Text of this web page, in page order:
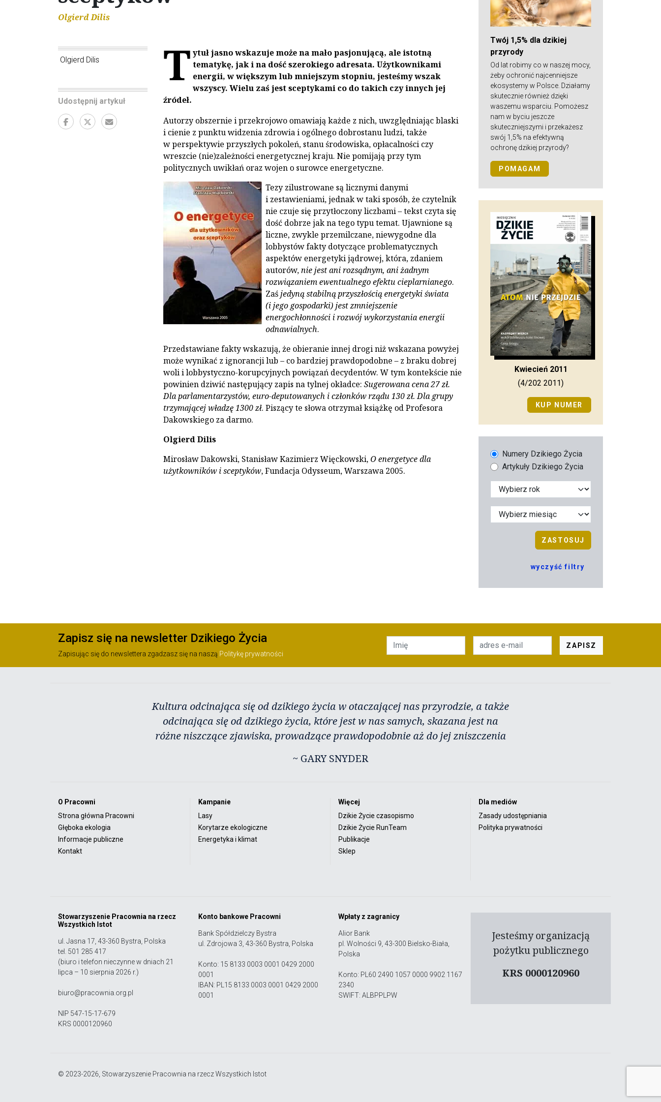
Olgierd Dilis
Olgierd Dilis
Udostępnij artykuł
T ytuł jasno wskazuje może na mało pasjonującą, ale istotną
tematykę, jak i na dość szerokiego adresata. Użytkownikami
energii, w większym lub mniejszym stopniu, jesteśmy wszak
wszyscy. Wielu zaś jest sceptykami co do takich czy innych jej
źródeł.
Autorzy obszernie i przekrojowo omawiają każde z nich, uwzględniając blaski
i cienie z punktu widzenia zdrowia i ogólnego dobrostanu ludzi, także
w perspektywie przyszłych pokoleń, stanu środowiska, opłacalności czy
wreszcie (nie)zależności energetycznej kraju. Nie pomijają przy tym
politycznych uwikłań oraz wojen o surowce energetyczne.
Tezy zilustrowane są licznymi danymi
i zestawieniami, jednak w taki sposób, że czytelnik
nie czuje się przytłoczony liczbami – tekst czyta się
dość dobrze jak na tego typu temat. Ujawnione są
liczne, zwykle przemilczane, niewygodne dla
lobbystów fakty dotyczące problematycznych
aspektów energetyki jądrowej, która, zdaniem
autorów,nie jest ani rozsądnym, ani żadnym
rozwiązaniem ewentualnego efektu cieplarnianego.
Zaśjedyną stabilną przyszłością energetyki świata
(i jego gospodarki) jest zmniejszenie
energochłonności i rozwój wykorzystania energii
odnawialnych.
Przedstawiane fakty wskazują, że obieranie innej drogi niż wskazana powyżej
może wynikać z ignorancji lub – co bardziej prawdopodobne – z braku dobrej
woli i lobbystyczno-korupcyjnych powiązań decydentów. W tym kontekście nie
powinien dziwić następujący zapis na tylnej okładce: Sugerowana cena 27 zł.
Dla parlamentarzystów, euro-deputowanych i członków rządu 130 zł. Dla grupy
trzymającej władzę 1300 zł. Piszący te słowa otrzymał książkę od Profesora
Dakowskiego za darmo.
Olgierd Dilis
Mirosław Dakowski, Stanisław Kazimierz Więckowski,O energetyce dla
użytkowników i sceptyków, Fundacja Odysseum, Warszawa 2005.
Twój 1,5% dla dzikiej
przyrody
Od lat robimy co w naszej mocy,
żeby ochronić najcenniejsze
ekosystemy w Polsce. Działamy
skutecznie również dzięki
waszemu wsparciu. Pomożesz
nam w byciu jeszcze
skuteczniejszymi i przekażesz
swój 1,5% na efektywną
ochronę dzikiej przyrody?
POMAGAM
Kwiecień 2011
(4/202 2011)
KUP NUMER
Numery Dzikiego Życia
Artykuły Dzikiego Życia
ZASTOSUJ
wyczyść filtry
Zapisz się na newsletter Dzikiego Życia
Zapisując się do newslettera zgadzasz się na naszą Politykę prywatności
ZAPISZ
Kultura odcinająca się od dzikiego życia w otaczającej nas przyrodzie, a także
odcinająca się od dzikiego życia, które jest w nas samych, skazana jest na
różne niszczące zjawiska, prowadzące prawdopodobnie aż do jej zniszczenia
~ GARY SNYDER
O Pracowni
Strona główna Pracowni
Głęboka ekologia
Informacje publiczne
Kontakt
Kampanie
Lasy
Korytarze ekologiczne
Energetyka i klimat
Więcej
Dzikie Życie czasopismo
Dzikie Życie RunTeam
Publikacje
Sklep
Dla mediów
Zasady udostępniania
Polityka prywatności
Stowarzyszenie Pracownia na rzecz
Wszystkich Istot
ul. Jasna 17, 43-360 Bystra, Polska
tel. 501 285 417
(biuro i telefon nieczynne w dniach 21
lipca – 10 sierpnia 2026 r.)
biuro@pracownia.org.pl
NIP 547-15-17-679
KRS 0000120960
Konto bankowe Pracowni
Bank Spółdzielczy Bystra
ul. Zdrojowa 3, 43-360 Bystra, Polska
Konto: 15 8133 0003 0001 0429 2000
0001
IBAN: PL15 8133 0003 0001 0429 2000
0001
Wpłaty z zagranicy
Alior Bank
pl. Wolności 9, 43-300 Bielsko-Biała,
Polska
Konto: PL60 2490 1057 0000 9902 1167
2340
SWIFT: ALBPPLPW
Jesteśmy organizacją
pożytku publicznego
KRS 0000120960
© 2023-2026, Stowarzyszenie Pracownia na rzecz Wszystkich Istot